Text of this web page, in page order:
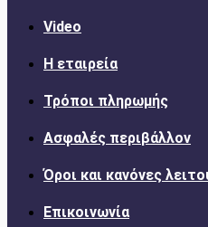
Video
Η εταιρεία
Τρόποι πληρωμής
Ασφαλές περιβάλλον
Όροι και κανόνες
Επικοινωνία